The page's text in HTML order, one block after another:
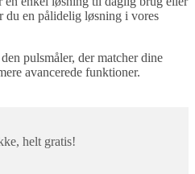
du en pålidelig løsning i vores
pulsmåler, der matcher dine
avancerede funktioner.
helt gratis!